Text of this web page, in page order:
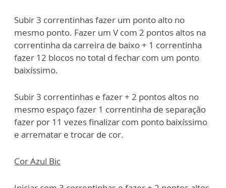
Subir 3 correntinhas fazer um ponto alto no
mesmo ponto. Fazer um V com 2 pontos altos na
correntinha da carreira de baixo + 1 correntinha
fazer 12 blocos no total d fechar com um ponto
baixíssimo.
Subir 3 correntinhas e fazer + 2 pontos altos no
mesmo espaço fazer 1 correntinha de separação
fazer por 11 vezes finalizar com ponto baixíssimo
e arrematar e trocar de cor.
Cor Azul Bic